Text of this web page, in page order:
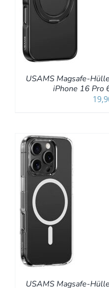
USAMS Magsafe-
iPhone 16 Pro
USAMS Magsafe-